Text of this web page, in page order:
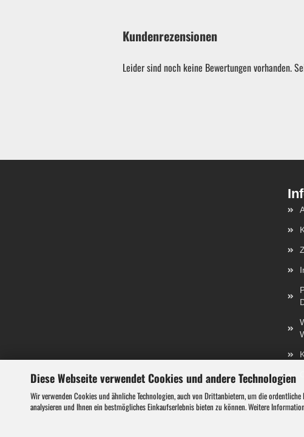
Diese Webseite verwendet Cookies und andere Technologien
Wir verwenden Cookies und ähnliche Technologien, auch von Drittanbietern, um die
analysieren und Ihnen ein bestmögliches Einkaufserlebnis bieten zu können. Weitere
ATV Miniquads
Kundenrezensionen
Leider sind noch keine Bewertungen vorhanden.